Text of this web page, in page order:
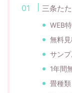
三条た
WEB
無料
サン
1年間
畳種類